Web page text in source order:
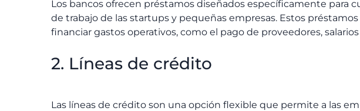
Los bancos ofrecen préstamos diseñados específicamente para
de trabajo de las startups y pequeñas empresas. Estos
financiar gastos operativos, como el pago de proveedores,
2. Líneas de crédito
Las líneas de crédito son una opción flexible que permite a las